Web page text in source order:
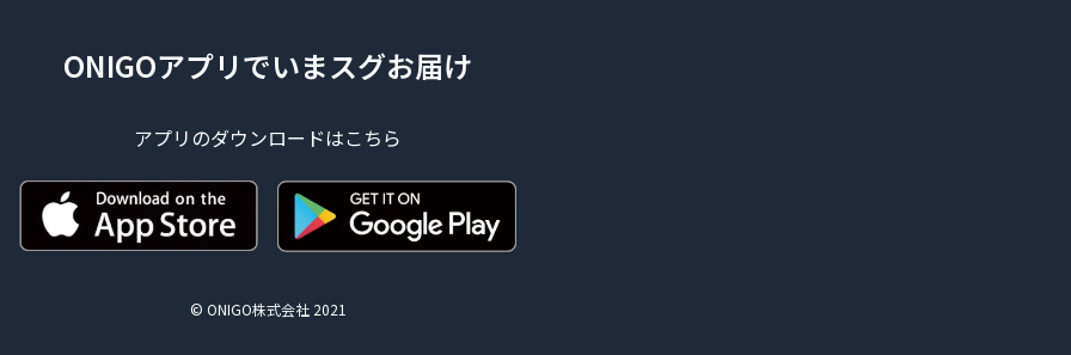
ONIGOアプリでいまスグお届け
アプリのダウンロードはこちら
© ONIGO株式会社 2021